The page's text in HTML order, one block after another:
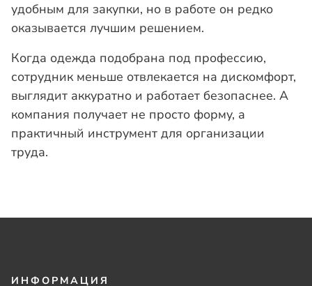
удобным для закупки, но в работе он редко
оказывается лучшим решением.
Когда одежда подобрана под профессию,
сотрудник меньше отвлекается на дискомфорт,
выглядит аккуратно и работает безопаснее. А
компания получает не просто форму, а
практичный инструмент для организации
труда.
ИНФОРМАЦИЯ